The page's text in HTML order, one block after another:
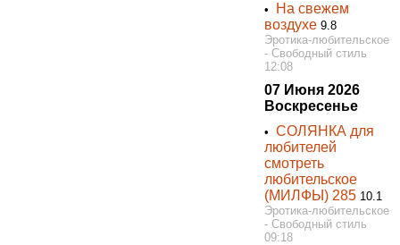
•
На свежем
воздухе 9.8
Эротика-любительское
- Свободный стиль
12:08
07 Июня 2026
Воскресенье
•СОЛЯНКА для
любителей
смотреть
любительское
(МИЛФЫ) 285 10.1
Эротика-любительское
- Свободный стиль
09:18